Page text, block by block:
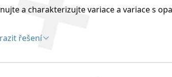
a charakterizujte variace a variace s
řešení